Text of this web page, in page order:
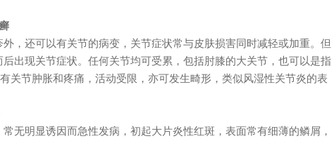
还可以有关节的病变，关节症状常与皮肤损害同时减轻或加重。但
出现关节症状。任何关节均可受累，包括肘膝的大关节，也可以是指
关节肿胀和疼痛，活动受限，亦可发生畸形，类似风湿性关节炎的表
明显诱因而急性发病，初起大片炎性红斑，表面常有细薄的鳞屑，